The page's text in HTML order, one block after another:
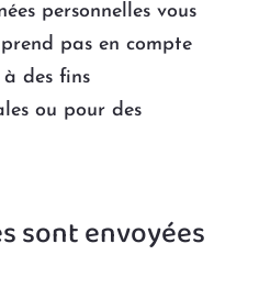
personnelles vous
pas en compte
à des fins
ou pour des
sont envoyées